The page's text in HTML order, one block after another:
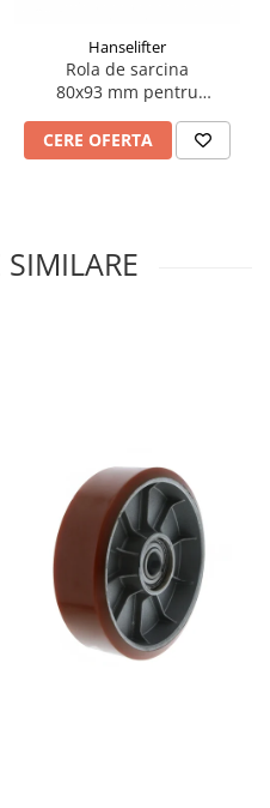
Hanselifter
Rola de sarcina
80x93 mm pentru
CERE OFERTA
SIMILARE